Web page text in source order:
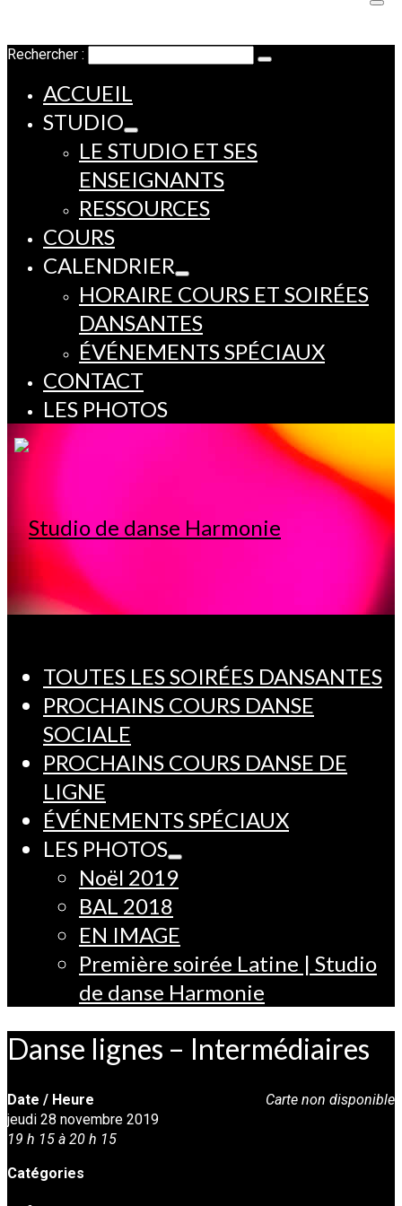
Rechercher :
ACCUEIL
STUDIO
LE STUDIO ET SES
ENSEIGNANTS
RESSOURCES
COURS
CALENDRIER
HORAIRE COURS ET SOIRÉES
DANSANTES
ÉVÉNEMENTS SPÉCIAUX
CONTACT
LES PHOTOS
TOUTES LES SOIRÉES DANSANTES
PROCHAINS COURS DANSE
SOCIALE
PROCHAINS COURS DANSE DE
LIGNE
ÉVÉNEMENTS SPÉCIAUX
LES PHOTOS
Noël 2019
BAL 2018
EN IMAGE
Première soirée Latine | Studio
de danse Harmonie
Danse lignes – Intermédiaires
Carte non disponible
Date / Heure
jeudi 28 novembre 2019
19 h 15 à 20 h 15
Catégories